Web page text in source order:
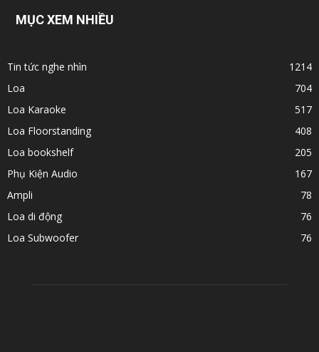
MỤC XEM NHIỀU
Tin tức nghe nhìn
1214
Loa
704
Loa Karaoke
517
Loa Floorstanding
408
Loa bookshelf
205
Phụ Kiện Audio
167
Ampli
78
Loa di động
76
Loa Subwoofer
76